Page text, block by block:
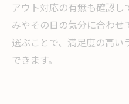
アウト対応の有無も確認
みやその日の気分に合わ
選ぶことで、満足度の高
できます。